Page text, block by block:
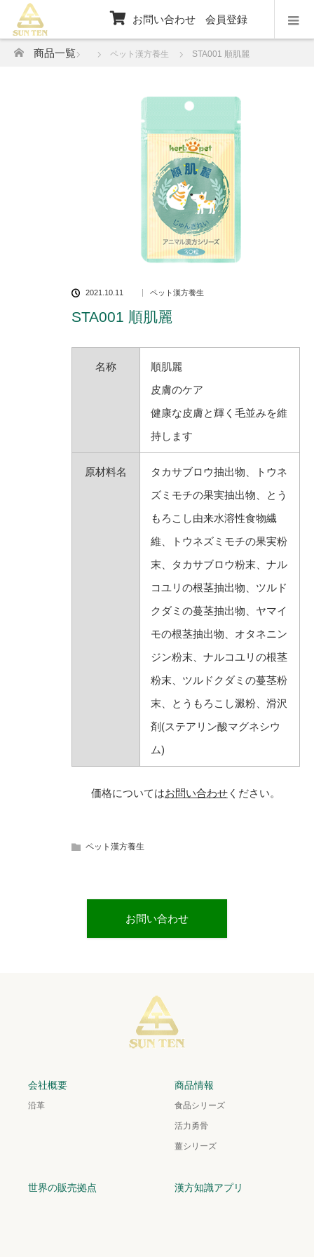
お問い合わせ 会員登録
ホーム
商品一覧 ペット漢方養生 STA001 順肌麗
2021.10.11 ペット漢方養生
STA001 順肌麗
名称
順肌麗
皮膚のケア
健康な皮膚と輝く毛並みを維
持します
原材料名
タカサブロウ抽出物、トウネ
ズミモチの果実抽出物、とう
もろこし由来水溶性食物繊
維、トウネズミモチの果実粉
末、タカサブロウ粉末、ナル
コユリの根茎抽出物、ツルド
クダミの蔓茎抽出物、ヤマイ
モの根茎抽出物、オタネニン
ジン粉末、ナルコユリの根茎
粉末、ツルドクダミの蔓茎粉
末、とうもろこし澱粉、滑沢
剤(ステアリン酸マグネシウ
ム)
価格についてはお問い合わせください。
ペット漢方養生
お問い合わせ
会社概要
沿革
商品情報
食品シリーズ
活力勇骨
薑シリーズ
世界の販売拠点 漢方知識アプリ